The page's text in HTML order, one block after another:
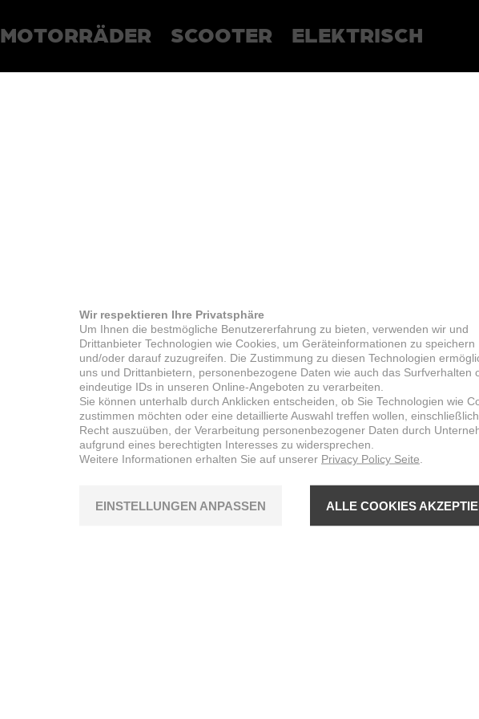
MOTORRÄDER SCOOTER ELEKTRISCH
Wir respektieren Ihre Privatsphäre
Um Ihnen die bestmögliche Benutzererfahrung zu bieten, verwenden wir und
Drittanbieter Technologien wie Cookies, um Geräteinformationen zu speichern
und/oder darauf zuzugreifen. Die Zustimmung zu diesen Technologien
uns und Drittanbietern, personenbezogene Daten wie auch das Surfverhalten
eindeutige IDs in unseren Online-Angeboten zu verarbeiten.
Sie können unterhalb durch Anklicken entscheiden, ob Sie Technologien wie
zustimmen möchten oder eine detaillierte Auswahl treffen wollen,
Recht auszuüben, der Verarbeitung personenbezogener Daten durch
aufgrund eines berechtigten Interesses zu widersprechen.
Weitere Informationen erhalten Sie auf unserer Privacy Policy Seite
EINSTELLUNGEN ANPASSEN ALLE COOKIES